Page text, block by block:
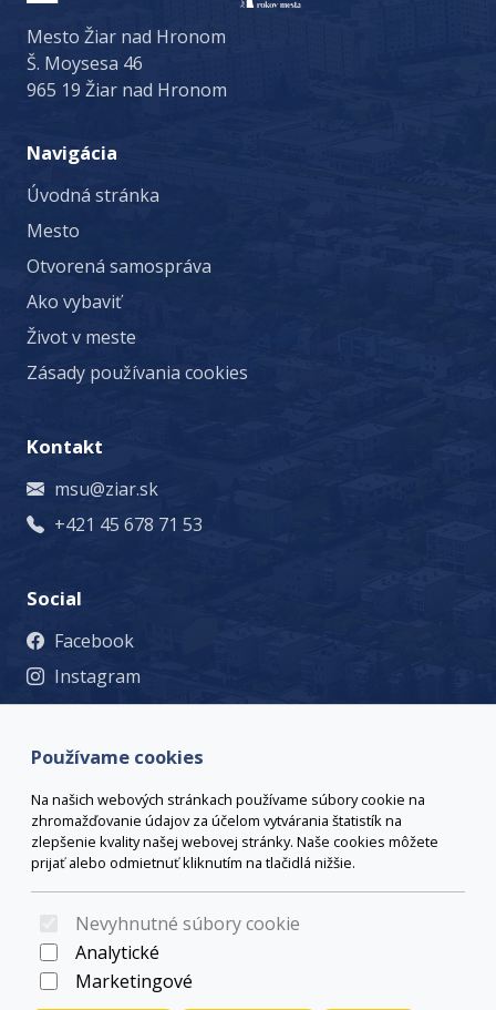
Používame cookies
Na našich webových stránkach používame súbory cookie na
zhromažďovanie údajov za účelom vytvárania štatistík na
zlepšenie kvality našej webovej stránky. Naše cookies môžete
prijať alebo odmietnuť kliknutím na tlačidlá nižšie.
Nevyhnutné súbory cookie
Analytické
Marketingové
Mesto Žiar nad Hronom
Š. Moysesa 46
965 19 Žiar nad Hronom
Navigácia
Úvodná stránka
Mesto
Otvorená samospráva
Ako vybaviť
Život v meste
Zásady používania cookies
Kontakt
msu@ziar.sk
+421 45 678 71 53
Social
Facebook
Instagram
nad Hronom, +421 45 678 71 53, msu@ziar.sk,
© 2026 Arrabella s.r.o., mayabella s.r.o., Všetky práva
vyhradené.
Hosting: - Web: